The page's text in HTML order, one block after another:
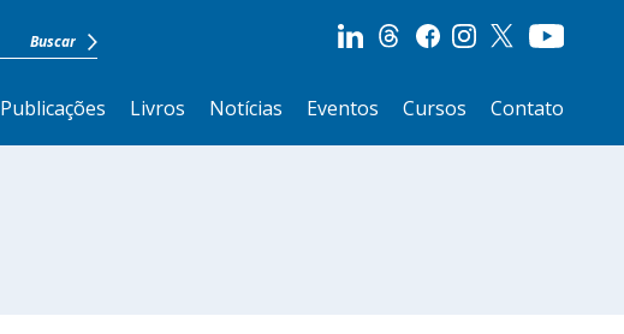
Publicações Livros Notícias Eventos Cursos Contato